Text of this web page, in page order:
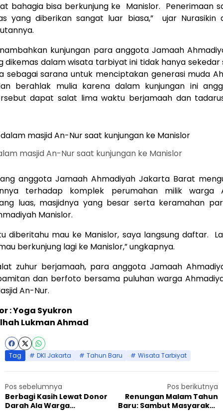
bahagia bisa berkunjung ke Manislor. Penerimaan
yang diberikan sangat luar biasa,” ujar Nurasikin
kunjungan para anggota Jamaah
dikemas dalam wisata tarbiyat ini tidak hanya sekedar
sebagai sarana untuk menciptakan generasi muda
berahlak mulia karena dalam kunjungan ini
dapat salat lima waktu berjamaah dan
masjid An-Nur saat kunjungan ke Manislor
anggota Jamaah Ahmadiyah Jakarta Barat
terhadap komplek perumahan milik warga
luas, masjidnya yang besar serta keramahan
Manislor.
diberitahu mau ke Manislor, saya langsung daftar.
berkunjung lagi ke Manislor,” ungkapnya.
zuhur berjamaah, para anggota Jamaah
dan berfoto bersama puluhan warga
An-Nur.
: Yoga Syukron
Lukman Ahmad
Tag DKI Jakarta Tahun Baru Wisata Tarbiyat
Pos sebelumnya
Berbagi Kasih Lewat Donor
Darah Ala Warga
Pos berikutnya
Renungan Malam Tahun
Baru: Sambut Masyarakat